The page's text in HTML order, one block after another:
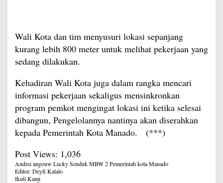
Wali Kota dan tim menyusuri lokasi sepanjang
kurang lebih 800 meter untuk melihat pekerjaan yang
sedang dilakukan.
Kehadiran Wali Kota juga dalam rangka mencari
informasi pekerjaan sekaligus mensinkronkan
program pemkot mengingat lokasi ini ketika selesai
dibangun, Pengelolannya nantinya akan diserahkan
kepada Pemerintah Kota Manado. (***)
Post Views: 1,036
Andrei angouwLucky SendukMBW 2Pemerintah kota Manado
Editor: Deyfi Kalalo
Ikuti Kami